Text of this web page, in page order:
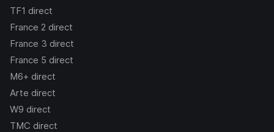
TF1 direct
France 2 direct
France 3 direct
France 5 direct
M6+ direct
Arte direct
W9 direct
TMC direct